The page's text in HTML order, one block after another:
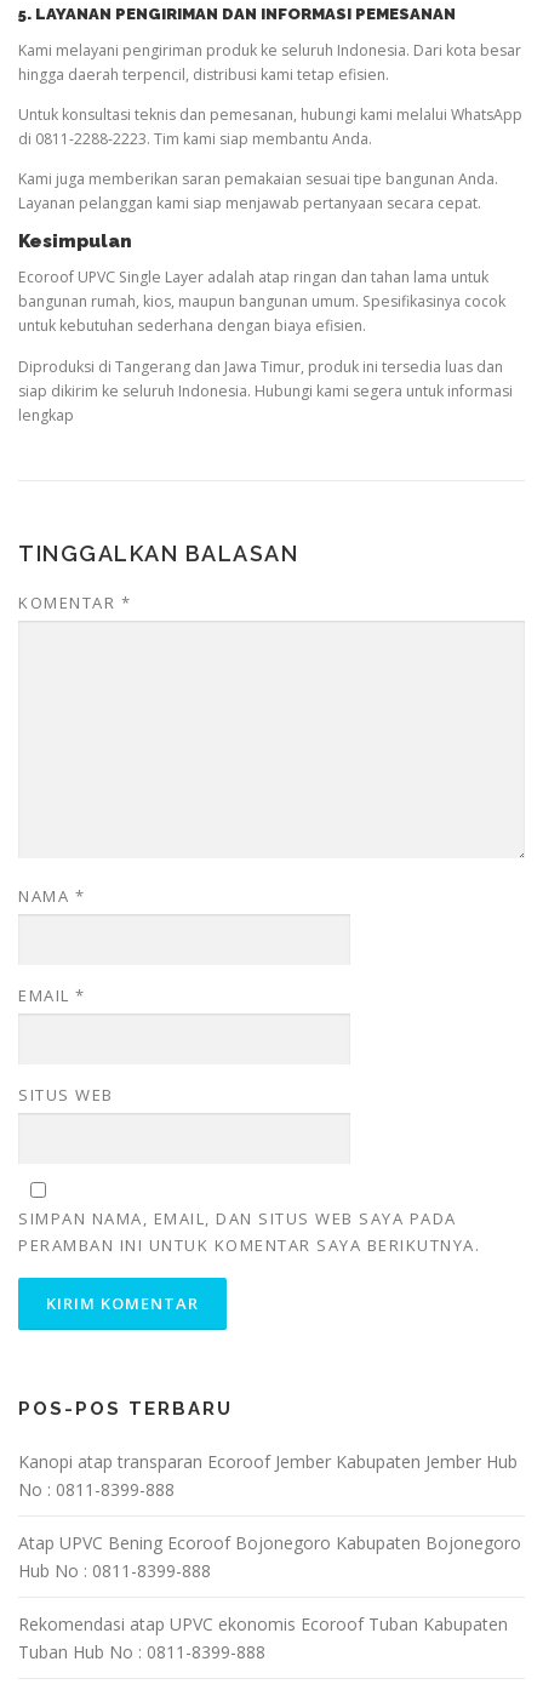
5. LAYANAN PENGIRIMAN DAN INFORMASI PEMESANAN
Kami melayani pengiriman produk ke seluruh Indonesia. Dari kota besar
hingga daerah terpencil, distribusi kami tetap efisien.
Untuk konsultasi teknis dan pemesanan, hubungi kami melalui WhatsApp
di 0811-2288-2223. Tim kami siap membantu Anda.
Kami juga memberikan saran pemakaian sesuai tipe bangunan Anda.
Layanan pelanggan kami siap menjawab pertanyaan secara cepat.
Kesimpulan
Ecoroof UPVC Single Layer adalah atap ringan dan tahan lama untuk
bangunan rumah, kios, maupun bangunan umum. Spesifikasinya cocok
untuk kebutuhan sederhana dengan biaya efisien.
Diproduksi di Tangerang dan Jawa Timur, produk ini tersedia luas dan
siap dikirim ke seluruh Indonesia. Hubungi kami segera untuk informasi
lengkap
TINGGALKAN BALASAN
KOMENTAR *
NAMA *
EMAIL *
SITUS WEB
SIMPAN NAMA, EMAIL, DAN SITUS WEB SAYA PADA
PERAMBAN INI UNTUK KOMENTAR SAYA BERIKUTNYA.
POS-POS TERBARU
Kanopi atap transparan Ecoroof Jember Kabupaten Jember Hub
No : 0811-8399-888
Atap UPVC Bening Ecoroof Bojonegoro Kabupaten Bojonegoro
Hub No : 0811-8399-888
Rekomendasi atap UPVC ekonomis Ecoroof Tuban Kabupaten
Tuban Hub No : 0811-8399-888